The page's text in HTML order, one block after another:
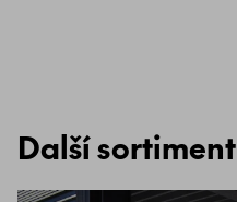
Další sortiment